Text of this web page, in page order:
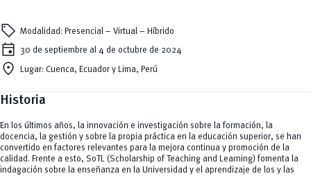
sell Modalidad: Presencial – Virtual – Híbrido
event 30 de septiembre al 4 de octubre de 2024
location_on Lugar: Cuenca, Ecuador y Lima, Perú
Historia
En los últimos años, la innovación e investigación sobre la formación, la
docencia, la gestión y sobre la propia práctica en la educación superior, se han
convertido en factores relevantes para la mejora continua y promoción de la
calidad. Frente a esto, SoTL (Scholarship of Teaching and Learning) fomenta la
indagación sobre la enseñanza en la Universidad y el aprendizaje de los y las